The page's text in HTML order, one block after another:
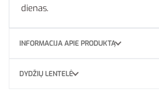
dienas.
INFORMACIJA APIE PRODUKTĄ
DYDŽIŲ LENTELĖ